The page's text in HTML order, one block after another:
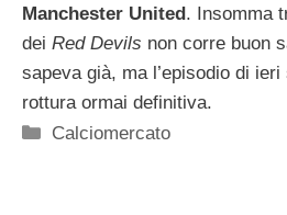
Manchester United. Insomma
dei Red Devils non corre buon
sapeva già, ma l’episodio di
rottura ormai definitiva.
Categorie
Calciomercato